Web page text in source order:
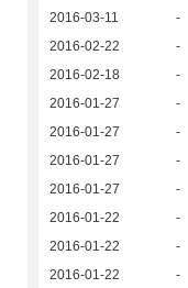
2016-03-11
-
2016-02-22
-
2016-02-18
-
2016-01-27
-
2016-01-27
-
2016-01-27
-
2016-01-27
-
2016-01-22
-
2016-01-22
-
2016-01-22
-